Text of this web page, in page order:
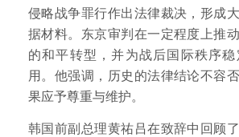
侵略战争罪行作出法律裁决，形成
据材料。东京审判在一定程度上推
的和平转型，并为战后国际秩序
用。他强调，历史的法律结论不容
果应予尊重与维护。
韩国前副总理黄祐吕在致辞中回顾